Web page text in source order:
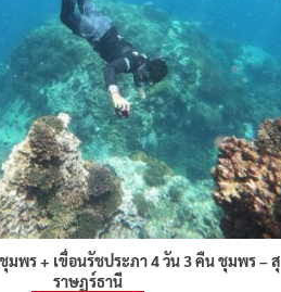
มพร + เขื่อนรัชประภา 4 วัน 3 คืน ชุมพร – สุ
ราษฏร์ธานี